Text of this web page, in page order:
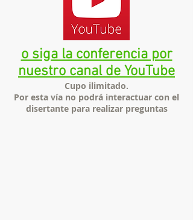
o siga la conferencia por
nuestro canal de YouTube
Cupo ilimitado.
Por esta vía no podrá interactuar con el
disertante para realizar preguntas